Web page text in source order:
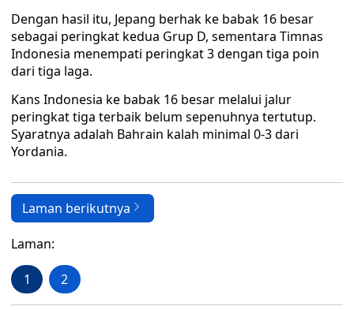
Dengan hasil itu, Jepang berhak ke babak 16 besar
sebagai peringkat kedua Grup D, sementara Timnas
Indonesia menempati peringkat 3 dengan tiga poin
dari tiga laga.
Kans Indonesia ke babak 16 besar melalui jalur
peringkat tiga terbaik belum sepenuhnya tertutup.
Syaratnya adalah Bahrain kalah minimal 0-3 dari
Yordania.
Laman berikutnya
Laman:
1 2